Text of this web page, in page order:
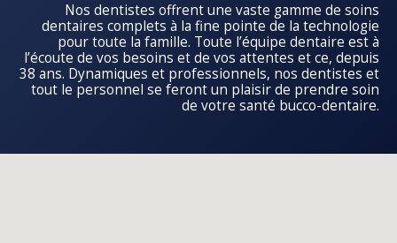
Nos dentistes offrent une vaste gamme de soins
dentaires complets à la fine pointe de la technologie
pour toute la famille. Toute l’équipe dentaire est à
l’écoute de vos besoins et de vos attentes et ce, depuis
38 ans. Dynamiques et professionnels, nos dentistes et
tout le personnel se feront un plaisir de prendre soin
de votre santé bucco-dentaire.